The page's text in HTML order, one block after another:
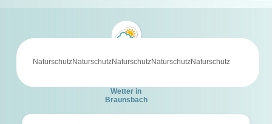
NaturschutzNaturschutzNaturschutzNaturschutzNaturschutz
Wetter in
Braunsbach